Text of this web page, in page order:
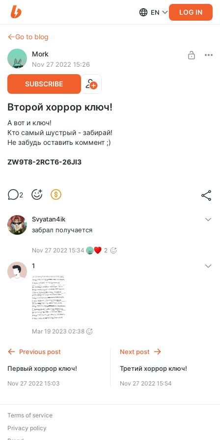
EN LOG IN
Go to blog
Mork
Nov 27 2022 15:26
SUBSCRIBE
Второй хоррор ключ!
А вот и ключ!
Кто самый шустрый - забирай!
Не забудь оставить коммент ;)
ZW9T8-2RCT6-26JI3
2
Svyatan4ik
забрал получается
Nov 27 2022 15:34 2
1
Mar 19 2023 02:38
Previous post
Первый хоррор ключ!
Nov 27 2022 15:03
Next post
Третий хоррор ключ!
Nov 27 2022 15:54
Terms of service
Privacy policy